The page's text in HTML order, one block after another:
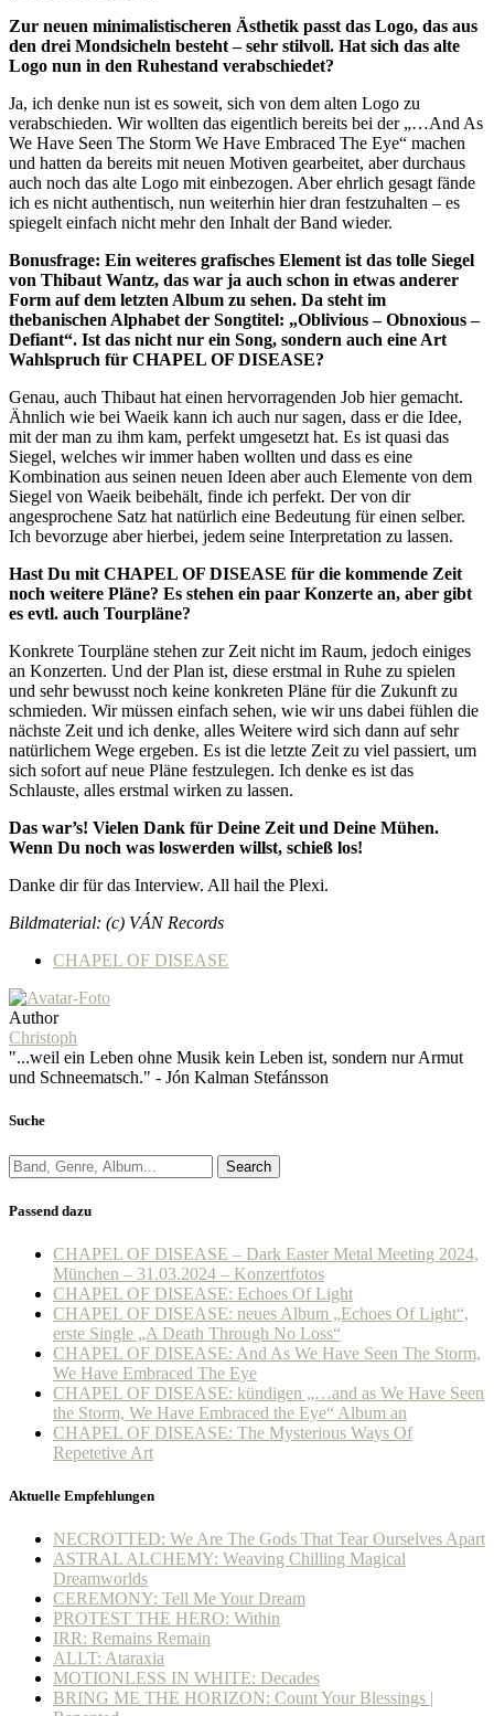
Zur neuen minimalistischeren Ästhetik passt das Logo, das aus
den drei Mondsicheln besteht – sehr stilvoll. Hat sich das alte
Logo nun in den Ruhestand verabschiedet?
Ja, ich denke nun ist es soweit, sich von dem alten Logo zu
verabschieden. Wir wollten das eigentlich bereits bei der „…And As
We Have Seen The Storm We Have Embraced The Eye“ machen
und hatten da bereits mit neuen Motiven gearbeitet, aber durchaus
auch noch das alte Logo mit einbezogen. Aber ehrlich gesagt fände
ich es nicht authentisch, nun weiterhin hier dran festzuhalten – es
spiegelt einfach nicht mehr den Inhalt der Band wieder.
Bonusfrage: Ein weiteres grafisches Element ist das tolle Siegel
von Thibaut Wantz, das war ja auch schon in etwas anderer
Form auf dem letzten Album zu sehen. Da steht im
thebanischen Alphabet der Songtitel: „Oblivious – Obnoxious –
Defiant“. Ist das nicht nur ein Song, sondern auch eine Art
Wahlspruch für CHAPEL OF DISEASE?
Genau, auch Thibaut hat einen hervorragenden Job hier gemacht.
Ähnlich wie bei Waeik kann ich auch nur sagen, dass er die Idee,
mit der man zu ihm kam, perfekt umgesetzt hat. Es ist quasi das
Siegel, welches wir immer haben wollten und dass es eine
Kombination aus seinen neuen Ideen aber auch Elemente von dem
Siegel von Waeik beibehält, finde ich perfekt. Der von dir
angesprochene Satz hat natürlich eine Bedeutung für einen selber.
Ich bevorzuge aber hierbei, jedem seine Interpretation zu lassen.
Hast Du mit CHAPEL OF DISEASE für die kommende Zeit
noch weitere Pläne? Es stehen ein paar Konzerte an, aber gibt
es evtl. auch Tourpläne?
Konkrete Tourpläne stehen zur Zeit nicht im Raum, jedoch einiges
an Konzerten. Und der Plan ist, diese erstmal in Ruhe zu spielen
und sehr bewusst noch keine konkreten Pläne für die Zukunft zu
schmieden. Wir müssen einfach sehen, wie wir uns dabei fühlen die
nächste Zeit und ich denke, alles Weitere wird sich dann auf sehr
natürlichem Wege ergeben. Es ist die letzte Zeit zu viel passiert, um
sich sofort auf neue Pläne festzulegen. Ich denke es ist das
Schlauste, alles erstmal wirken zu lassen.
Das war’s! Vielen Dank für Deine Zeit und Deine Mühen.
Wenn Du noch was loswerden willst, schieß los!
Danke dir für das Interview. All hail the Plexi.
Bildmaterial: (c) VÁN Records
CHAPEL OF DISEASE
Author
Christoph
"...weil ein Leben ohne Musik kein Leben ist, sondern nur Armut
und Schneematsch." - Jón Kalman Stefánsson
Suche
Search
Passend dazu
CHAPEL OF DISEASE – Dark Easter Metal Meeting 2024,
München – 31.03.2024 – Konzertfotos
CHAPEL OF DISEASE: Echoes Of Light
CHAPEL OF DISEASE: neues Album „Echoes Of Light“,
erste Single „A Death Through No Loss“
CHAPEL OF DISEASE: And As We Have Seen The Storm,
We Have Embraced The Eye
CHAPEL OF DISEASE: kündigen „…and as We Have Seen
the Storm, We Have Embraced the Eye“ Album an
CHAPEL OF DISEASE: The Mysterious Ways Of
Repetetive Art
Aktuelle Empfehlungen
NECROTTED: We Are The Gods That Tear Ourselves Apart
ASTRAL ALCHEMY: Weaving Chilling Magical
Dreamworlds
CEREMONY: Tell Me Your Dream
PROTEST THE HERO: Within
IRR: Remains Remain
ALLT: Ataraxia
MOTIONLESS IN WHITE: Decades
BRING ME THE HORIZON: Count Your Blessings |